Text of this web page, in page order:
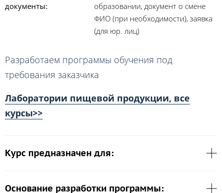
документы:
образовании, документ о смене
ФИО (при необходимости), заявка
(для юр. лиц)
Разработаем программы обучения под
требования заказчика
Лаборатории пищевой продукции, все
курсы>>
Курс предназначен для:
Основание разработки программы: